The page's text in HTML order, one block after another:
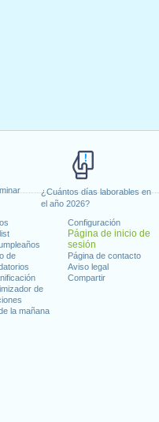
¿Cuántos días laborables en
el año 2026?
de
de
la mañana
Configuración
Página de inicio de
sesión
Página de contacto
Aviso legal
Compartir